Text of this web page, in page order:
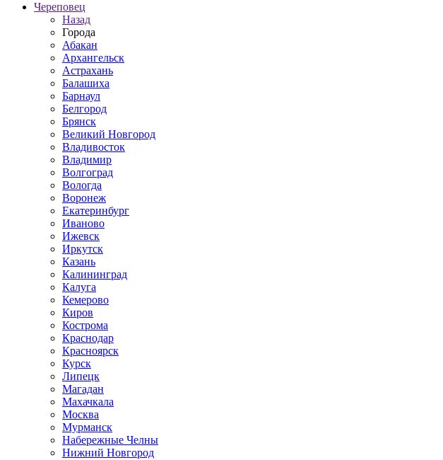
Череповец
Назад
Города
Абакан
Архангельск
Астрахань
Балашиха
Барнаул
Белгород
Брянск
Великий Новгород
Владивосток
Владимир
Волгоград
Вологда
Воронеж
Екатеринбург
Иваново
Ижевск
Иркутск
Казань
Калининград
Калуга
Кемерово
Киров
Кострома
Краснодар
Красноярск
Курск
Липецк
Магадан
Махачкала
Москва
Мурманск
Набережные Челны
Нижний Новгород